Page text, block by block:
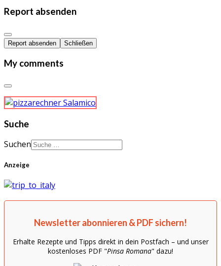
Report absenden
Report absenden Schließen
My comments
Suche
Suchen
Anzeige
Newsletter abonnieren & PDF sichern!
Erhalte Rezepte und Tipps direkt in dein Postfach – und unser
kostenloses PDF "Pinsa Romana" dazu!